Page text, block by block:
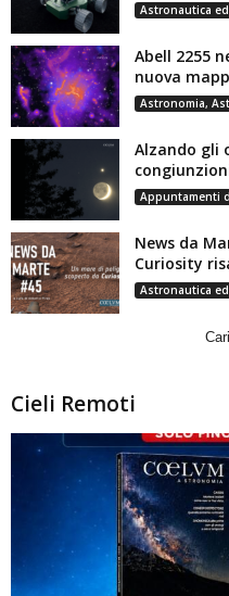
Astronautica
Abell 2255
nuova
Astronomia,
Alzando gli
Appuntamenti
News da
Curiosity
Astronautica
Cieli Remoti